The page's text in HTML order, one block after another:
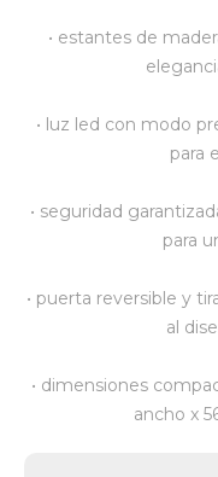
• estantes de
• luz led con modo
para
• seguridad
para
• puerta reversible y
al
• dimensiones
ancho x
Vestimenta y